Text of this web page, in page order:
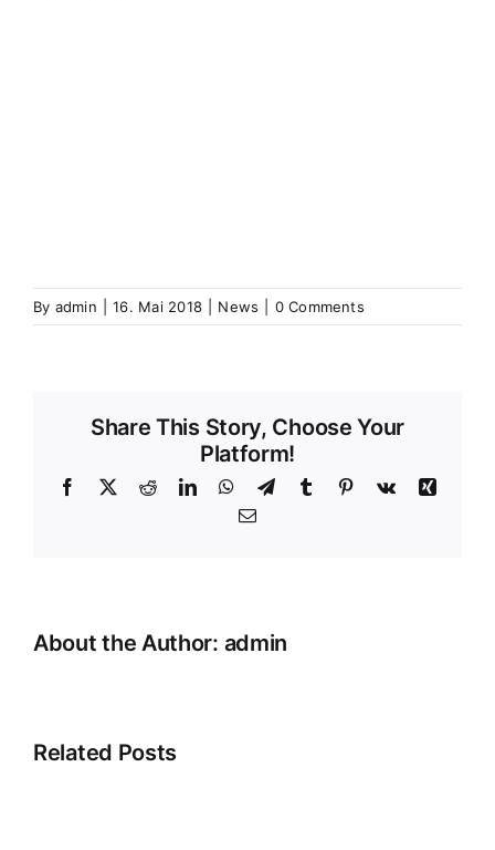
By admin 16. Mai 2018 News 0 Comments
Share This Story, Choose Your
Platform!
Facebook
X RedditLinkedInWhatsApp
TelegramTumblr Pinterest
Vk
Xing
Email
About the Author: admin
Related Posts